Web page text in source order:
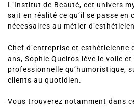
L’Institut de Beauté, cet univers
sait en réalité ce qu’il se passe en
nécessaires au métier
Chef d’entreprise et esthéticienne
ans, Sophie Queiros lève le voile
professionnelle qu’humoristique,
clients au quotidien.
Vous trouverez notamment dans